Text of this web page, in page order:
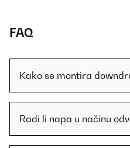
FAQ
Kako se montira
Radi li napa u načinu